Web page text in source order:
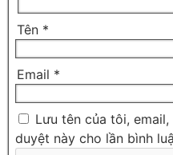
Tên *
Email *
Lưu tên của tôi,
duyệt này cho lần bình